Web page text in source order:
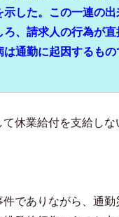
した。この一連の
、請求人の行為が
通勤に起因するも
休業給付を支給し
でありながら、通